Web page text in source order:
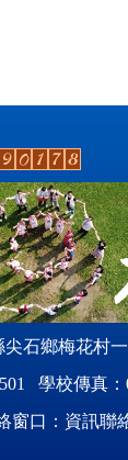
尖石鄉梅花村
學校傳真：
窗口：資訊聯